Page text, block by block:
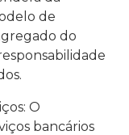
de
do
O
bancários